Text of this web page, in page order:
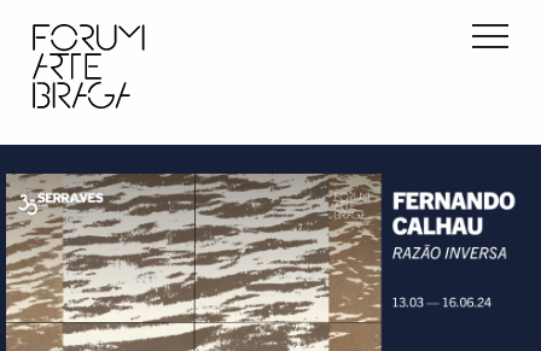
início exposições atividades info
contactos
pt
en